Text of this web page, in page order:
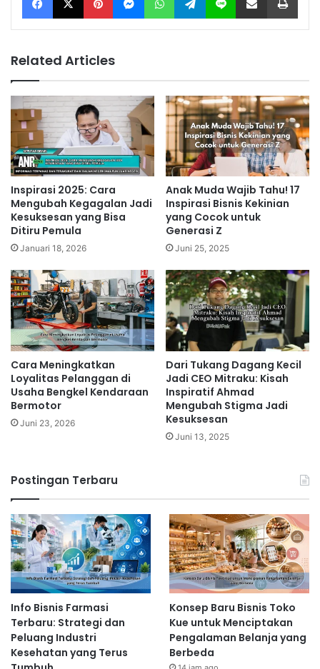
Related Articles
Inspirasi 2025: Cara
Mengubah Kegagalan Jadi
Kesuksesan yang Bisa
Ditiru Pemula
Januari 18, 2026
Anak Muda Wajib Tahu! 17
Inspirasi Bisnis Kekinian
yang Cocok untuk
Generasi Z
Juni 25, 2025
Cara Meningkatkan
Loyalitas Pelanggan di
Usaha Bengkel Kendaraan
Bermotor
Juni 23, 2026
Dari Tukang Dagang Kecil
Jadi CEO Mitraku: Kisah
Inspiratif Ahmad
Mengubah Stigma Jadi
Kesuksesan
Juni 13, 2025
Postingan Terbaru
Info Bisnis Farmasi
Terbaru: Strategi dan
Peluang Industri
Kesehatan yang Terus
Konsep Baru Bisnis Toko
Kue untuk Menciptakan
Pengalaman Belanja yang
Berbeda